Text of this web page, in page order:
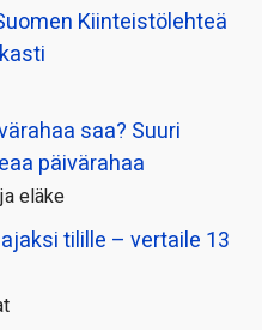
Kiinteistölehteä
saa? Suuri
päivärahaa
eläke
tilille – vertaile 13